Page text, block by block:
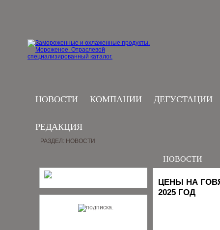
НОВОСТИ КОМПАНИИ ДЕГУСТАЦИИ
РЕДАКЦИЯ
РАЗДЕЛ: НОВОСТИ
НОВОСТИ
ЦЕНЫ НА
2025 ГОД